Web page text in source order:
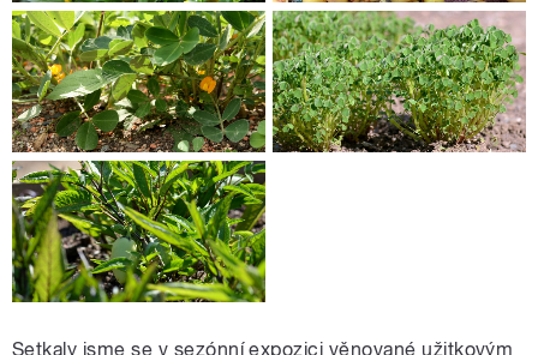
Setkaly jsme se v sezónní expozici věnované užitkovým